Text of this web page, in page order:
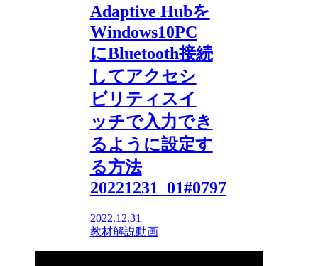
Adaptive Hubを
Windows10PC
にBluetooth接続
してアクセシ
ビリティスイ
ッチで入力でき
るように設定す
る方法
20221231_01#0797
2022.12.31
教材解説動画